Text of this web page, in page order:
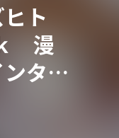
ヒト
漫
タビ